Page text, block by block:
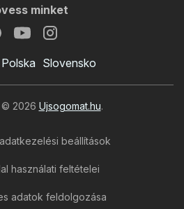
minket
Polska Slovensko
© 2026 Ujsogomat.hu.
beállítások
használati feltételei
adatok feldolgozása